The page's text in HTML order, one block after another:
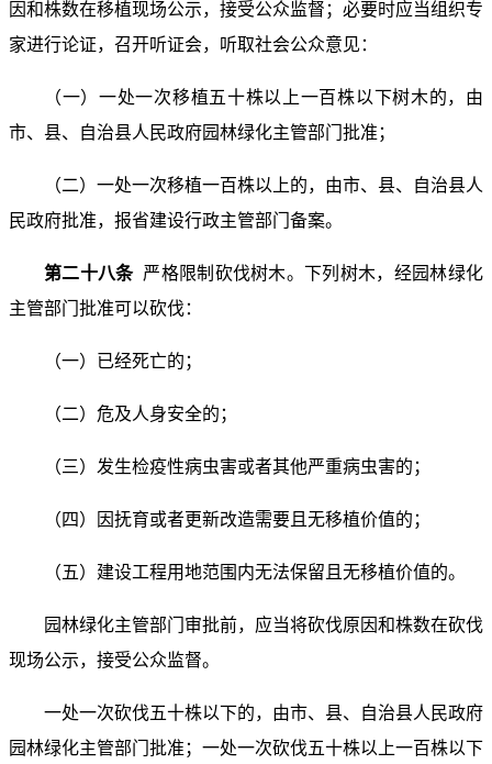
因和株数在移植现场公示，接受公众监督；必要时应当组织专
家进行论证，召开听证会，听取社会公众意见：
（一）一处一次移植五十株以上一百株以下树木的，由
市、县、自治县人民政府园林绿化主管部门批准；
（二）一处一次移植一百株以上的，由市、县、自治县人
民政府批准，报省建设行政主管部门备案。
第二十八条 严格限制砍伐树木。下列树木，经园林绿化
主管部门批准可以砍伐：
（一）已经死亡的；
（二）危及人身安全的；
（三）发生检疫性病虫害或者其他严重病虫害的；
（四）因抚育或者更新改造需要且无移植价值的；
（五）建设工程用地范围内无法保留且无移植价值的。
园林绿化主管部门审批前，应当将砍伐原因和株数在砍伐
现场公示，接受公众监督。
一处一次砍伐五十株以下的，由市、县、自治县人民政府
园林绿化主管部门批准；一处一次砍伐五十株以上一百株以下